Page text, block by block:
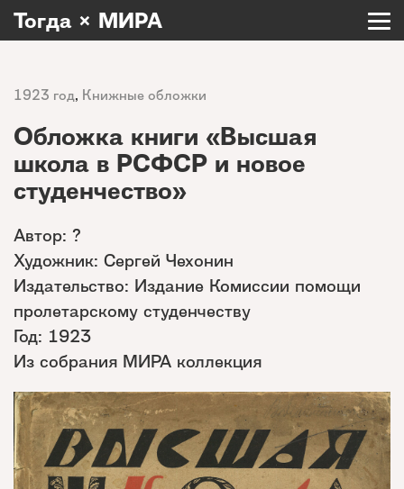
Тогда × МИРА
1923 год, Книжные обложки
Обложка книги «Высшая
школа в РСФСР и новое
студенчество»
Автор: ?
Художник: Сергей Чехонин
Издательство: Издание Комиссии помощи
пролетарскому студенчеству
Год: 1923
Из собрания МИРА коллекция